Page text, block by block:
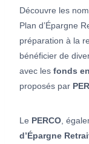
Découvre les
Plan d’Épargne
préparation à la
bénéficier de
avec les fonds
proposés par
Le PERCO ,
d’Épargne